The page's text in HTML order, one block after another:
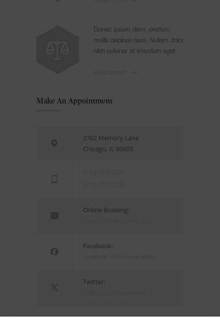
Donec ipsum diam, pretium
mollis dapibus risus. Nullam dolor
nibh pulvinar at interdum eget.
Make An Appointment
2702 Memory Lane
Chicago, IL 60605
Online Booking:
Facebook:
Twitter: